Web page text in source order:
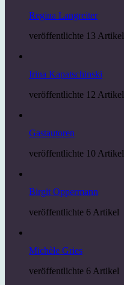
Regina Langreiter
veröffentlichte 13 Artikel
Irina Kapatschinski
veröffentlichte 12 Artikel
Gastautoren
veröffentlichte 10 Artikel
Birgit Oppermann
veröffentlichte 6 Artikel
Michèle Gries
veröffentlichte 6 Artikel